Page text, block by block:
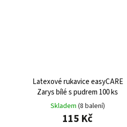
Latexové rukavice easyCARE
Zarys bílé s pudrem 100 ks
Skladem (8 balení)
115 Kč